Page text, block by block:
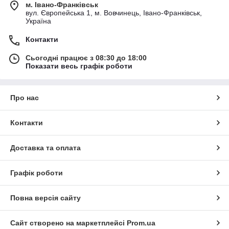
м. Івано-Франківськ
вул. Європейська 1, м. Вовчинець, Івано-Франківськ,
Україна
Контакти
Сьогодні працює з 08:30 до 18:00
Показати весь графік роботи
Про нас
Контакти
Доставка та оплата
Графік роботи
Повна версія сайту
Сайт створено на маркетплейсі Prom.ua